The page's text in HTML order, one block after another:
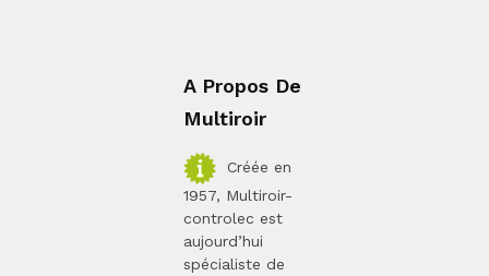
A Propos De
Multiroir
Créée en
1957, Multiroir-
controlec est
aujourd’hui
spécialiste de